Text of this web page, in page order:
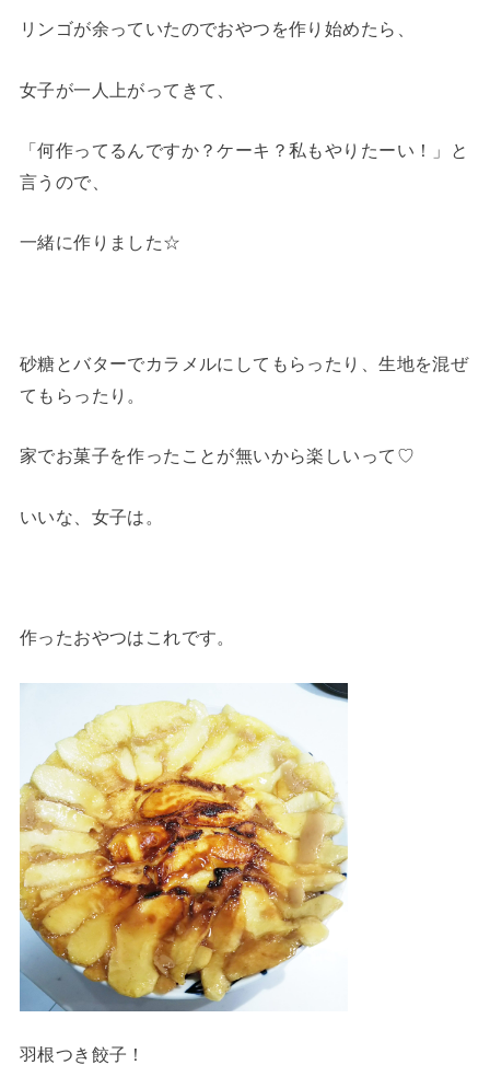
リンゴが余っていたのでおやつを作り始めたら、
女子が一人上がってきて、
「何作ってるんですか？ケーキ？私もやりたーい！」と
言うので、
一緒に作りました☆
砂糖とバターでカラメルにしてもらったり、生地を混ぜ
てもらったり。
家でお菓子を作ったことが無いから楽しいって♡
いいな、女子は。
作ったおやつはこれです。
羽根つき餃子！